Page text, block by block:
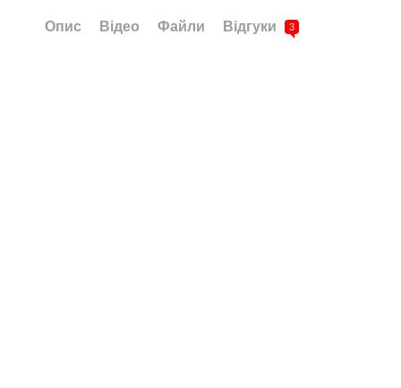
Опис Відео Файли Відгуки 3